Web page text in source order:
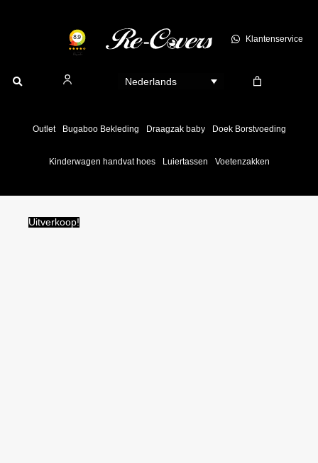
Klantenservice
Nederlands
Outlet Bugaboo Bekleding Draagzak baby Doek Borstvoeding
Kinderwagen handvat hoes Luiertassen Voetenzakken
Uitverkoop!